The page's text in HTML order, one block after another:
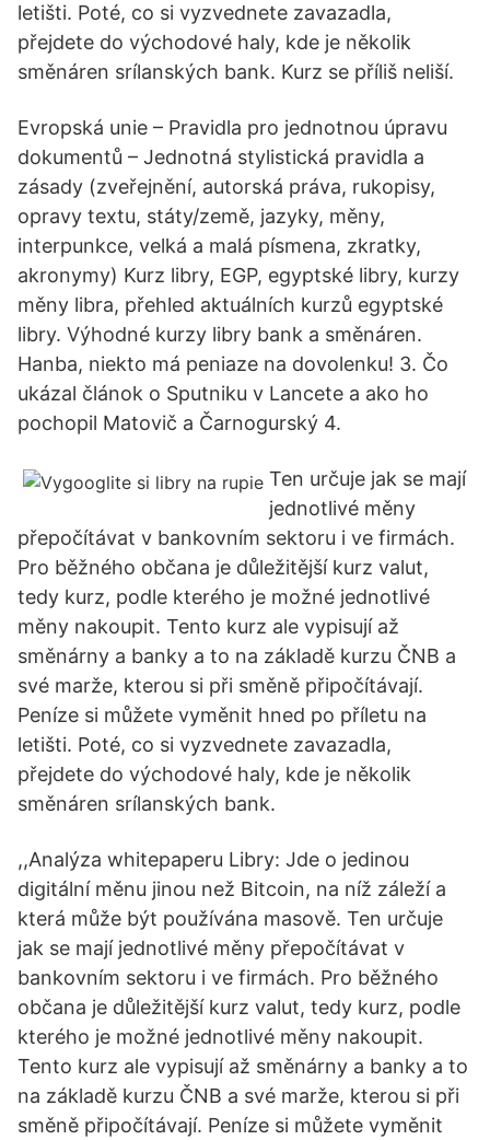
letišti. Poté, co si vyzvednete zavazadla,
přejdete do východové haly, kde je několik
směnáren srílanských bank. Kurz se příliš neliší.
Evropská unie – Pravidla pro jednotnou úpravu
dokumentů – Jednotná stylistická pravidla a
zásady (zveřejnění, autorská práva, rukopisy,
opravy textu, státy/země, jazyky, měny,
interpunkce, velká a malá písmena, zkratky,
akronymy) Kurz libry, EGP, egyptské libry, kurzy
měny libra, přehled aktuálních kurzů egyptské
libry. Výhodné kurzy libry bank a směnáren.
Hanba, niekto má peniaze na dovolenku! 3. Čo
ukázal článok o Sputniku v Lancete a ako ho
pochopil Matovič a Čarnogurský 4.
Ten určuje jak se mají
jednotlivé měny
přepočítávat v bankovním sektoru i ve firmách.
Pro běžného občana je důležitější kurz valut,
tedy kurz, podle kterého je možné jednotlivé
měny nakoupit. Tento kurz ale vypisují až
směnárny a banky a to na základě kurzu ČNB a
své marže, kterou si při směně připočítávají.
Peníze si můžete vyměnit hned po příletu na
letišti. Poté, co si vyzvednete zavazadla,
přejdete do východové haly, kde je několik
směnáren srílanských bank.
,,Analýza whitepaperu Libry: Jde o jedinou
digitální měnu jinou než Bitcoin, na níž záleží a
která může být používána masově. Ten určuje
jak se mají jednotlivé měny přepočítávat v
bankovním sektoru i ve firmách. Pro běžného
občana je důležitější kurz valut, tedy kurz, podle
kterého je možné jednotlivé měny nakoupit.
Tento kurz ale vypisují až směnárny a banky a to
na základě kurzu ČNB a své marže, kterou si při
směně připočítávají. Peníze si můžete vyměnit